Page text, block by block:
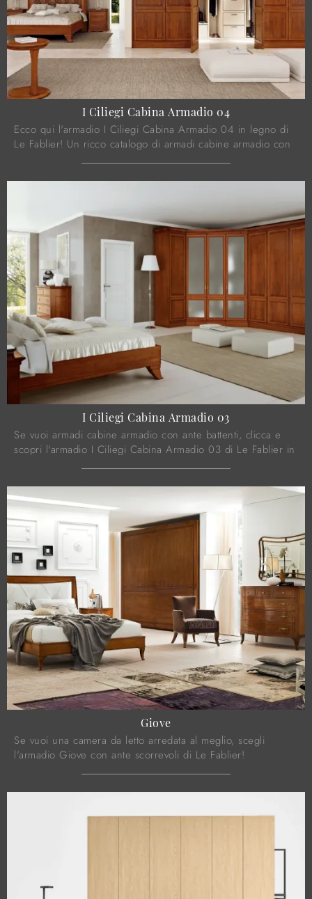
I Ciliegi Cabina Armadio 04
Ecco qui l'armadio I Ciliegi Cabina Armadio 04 in legno di
Le Fablier! Un ricco catalogo di armadi cabine armadio con
I Ciliegi Cabina Armadio 03
Se vuoi armadi cabine armadio con ante battenti, clicca e
scopri l'armadio I Ciliegi Cabina Armadio 03 di Le Fablier in
Giove
Se vuoi una camera da letto arredata al meglio, scegli
l'armadio Giove con ante scorrevoli di Le Fablier!